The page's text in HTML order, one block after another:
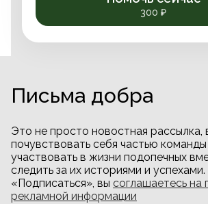
300 ₽
Письма добра
Это не просто новостная
почувствовать себя частью
участвовать в жизни подопечных
следить за их историями и
«Подписаться», вы соглашаетесь на
рекламной информации